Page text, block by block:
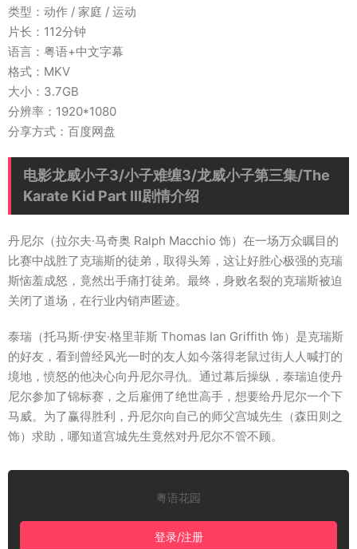
类型：动作 / 家庭 / 运动
片长：112分钟
语言：粤语+中文字幕
格式：MKV
大小：3.7GB
分辨率：1920*1080
分享方式：百度网盘
电影龙威小子3/小子难缠3/龙威小子第三集/The
Karate Kid Part III剧情介绍
丹尼尔（拉尔夫·马奇奥 Ralph Macchio 饰）在一场万众瞩目的
比赛中战胜了克瑞斯的徒弟，取得头筹，这让好胜心极强的克瑞
斯恼羞成怒，竟然出手痛打徒弟。最终，身败名裂的克瑞斯被迫
关闭了道场，在行业内销声匿迹。
泰瑞（托马斯·伊安·格里菲斯 Thomas Ian Griffith 饰）是克瑞斯
的好友，看到曾经风光一时的友人如今落得老鼠过街人人喊打的
境地，愤怒的他决心向丹尼尔寻仇。通过幕后操纵，泰瑞迫使丹
尼尔参加了锦标赛，之后雇佣了绝世高手，想要给丹尼尔一个下
马威。为了赢得胜利，丹尼尔向自己的师父宫城先生（森田则之
饰）求助，哪知道宫城先生竟然对丹尼尔不管不顾。
粤语花园
登录/注册